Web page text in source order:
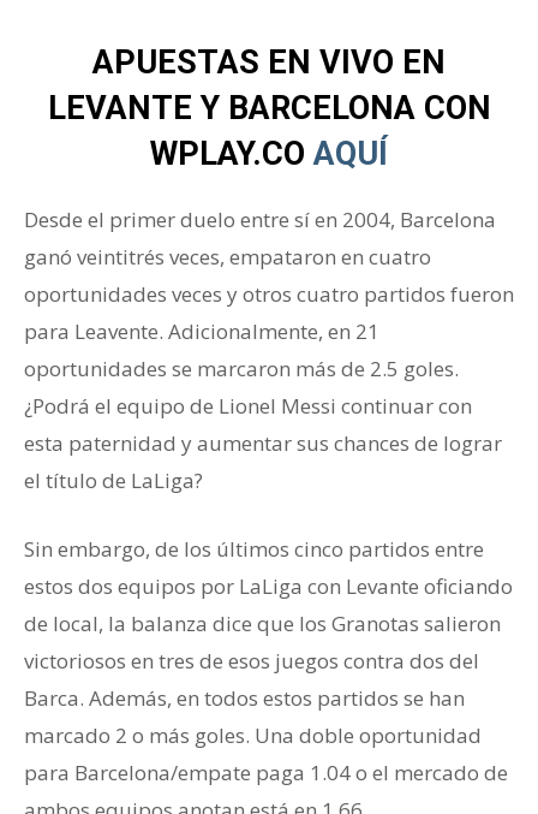
APUESTAS EN VIVO EN
LEVANTE Y BARCELONA CON
WPLAY.COAQUÍ
Desde el primer duelo entre sí en 2004, Barcelona
ganó veintitrés veces, empataron en cuatro
oportunidades veces y otros cuatro partidos fueron
para Leavente. Adicionalmente, en 21
oportunidades se marcaron más de 2.5 goles.
¿Podrá el equipo de Lionel Messi continuar con
esta paternidad y aumentar sus chances de lograr
el título de LaLiga?
Sin embargo, de los últimos cinco partidos entre
estos dos equipos por LaLiga con Levante oficiando
de local, la balanza dice que los Granotas salieron
victoriosos en tres de esos juegos contra dos del
Barca. Además, en todos estos partidos se han
marcado 2 o más goles. Una doble oportunidad
para Barcelona/empate paga 1.04 o el mercado de